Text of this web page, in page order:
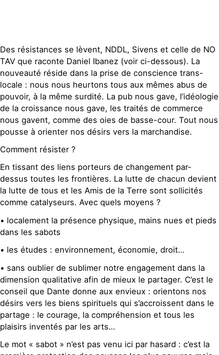
Des résistances se lèvent, NDDL, Sivens et celle de NO
TAV que raconte Daniel Ibanez (voir ci-dessous). La
nouveauté réside dans la prise de conscience trans-
locale : nous nous heurtons tous aux mêmes abus de
pouvoir, à la même surdité. La pub nous gave, l’idéologie
de la croissance nous gave, les traités de commerce
nous gavent, comme des oies de basse-cour. Tout nous
pousse à orienter nos désirs vers la marchandise.
Comment résister ?
En tissant des liens porteurs de changement par-
dessus toutes les frontières. La lutte de chacun devient
la lutte de tous et les Amis de la Terre sont sollicités
comme catalyseurs. Avec quels moyens ?
• localement la présence physique, mains nues et pieds
dans les sabots
• les études : environnement, économie, droit…
• sans oublier de sublimer notre engagement dans la
dimension qualitative afin de mieux le partager. C’est le
conseil que Dante donne aux envieux : orientons nos
désirs vers les biens spirituels qui s’accroissent dans le
partage : le courage, la compréhension et tous les
plaisirs inventés par les arts…
Le mot « sabot » n’est pas venu ici par hasard : c’est la